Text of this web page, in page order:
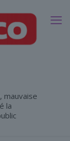
mauvaise
la